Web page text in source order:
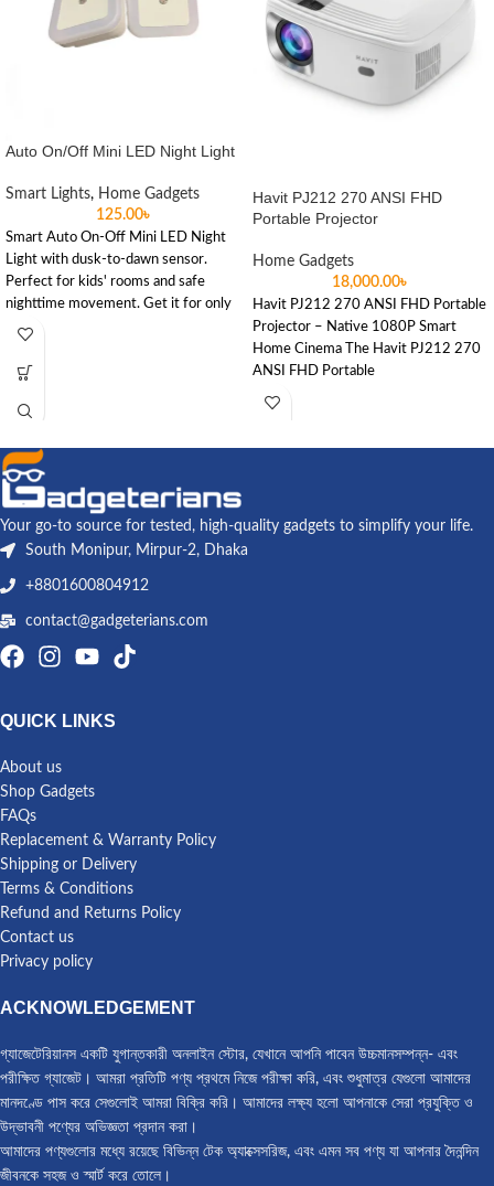
Auto On/Off Mini LED Night Light
Smart Lights, Home Gadgets
125.00৳
Smart Auto On-Off Mini LED Night
Light with dusk-to-dawn sensor.
Perfect for kids' rooms and safe
nighttime movement. Get it for only
৳125 at Gadgeterians.
Havit PJ212 270 ANSI FHD
Portable Projector
Home Gadgets
18,000.00৳
Havit PJ212 270 ANSI FHD Portable
Projector – Native 1080P Smart
Home Cinema The Havit PJ212 270
ANSI FHD Portable
Your go-to source for tested, high-quality gadgets to simplify your life.
South Monipur, Mirpur-2, Dhaka
+8801600804912
contact@gadgeterians.com
QUICK LINKS
About us
Shop Gadgets
FAQs
Replacement & Warranty Policy
Shipping or Delivery
Terms & Conditions
Refund and Returns Policy
Contact us
Privacy policy
ACKNOWLEDGEMENT
গ্যাজেটেরিয়ানস একটি যুগান্তকারী অনলাইন স্টোর, যেখানে আপনি পাবেন উচ্চমানসম্পন্ন- এবং
পরীক্ষিত গ্যাজেট। আমরা প্রতিটি পণ্য প্রথমে নিজে পরীক্ষা করি, এবং শুধুমাত্র যেগুলো আমাদের
মানদণ্ডে পাস করে সেগুলোই আমরা বিক্রি করি। আমাদের লক্ষ্য হলো আপনাকে সেরা প্রযুক্তি ও
উদ্ভাবনী পণ্যের অভিজ্ঞতা প্রদান করা।
আমাদের পণ্যগুলোর মধ্যে রয়েছে বিভিন্ন টেক অ্যাক্সেসরিজ, এবং এমন সব পণ্য যা আপনার দৈনন্দিন
জীবনকে সহজ ও স্মার্ট করে তোলে।